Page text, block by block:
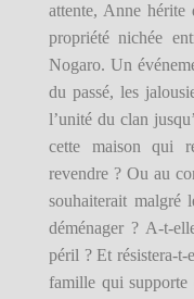
attente, Anne hérite
propriété nichée
Nogaro. Un
du passé, les
l’unité du clan
cette maison qui
revendre ? Ou au
souhaiterait malgré
déménager ? A-t-
péril ? Et résistera-t-
famille qui supporte